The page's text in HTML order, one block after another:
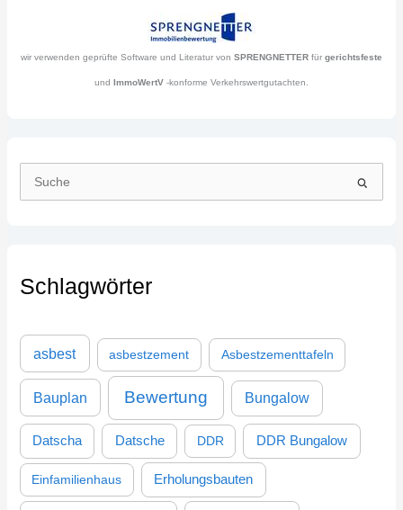
wir verwenden geprüfte Software und Literatur von SPRENGNETTER für gerichtsfeste
und ImmoWertV -konforme Verkehrswertgutachten.
e
n
c
h
Schlagwörter
asbest asbestzement Asbestzementtafeln
Bauplan Bewertung Bungalow
Datscha Datsche DDR DDR Bungalow
Einfamilienhaus Erholungsbauten